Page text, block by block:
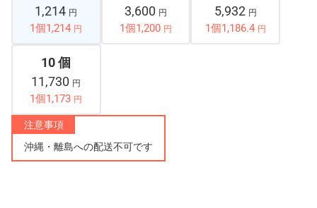
1,214 円
1個1,214 円
3,600 円
1個1,200 円
5,932 円
1個1,186.4 円
10 個
11,730 円
1個1,173 円
注意事項
沖縄・離島への配送不可です